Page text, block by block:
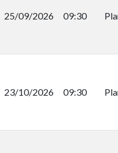
25/09/2026 09:30
23/10/2026 09:30